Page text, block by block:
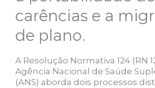
carências e a
de plano.
A Resolução Normativa 124 (RN
Agência Nacional de Saúde
(ANS) aborda dois processos